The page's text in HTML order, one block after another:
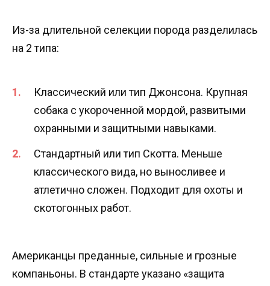
Из-за длительной селекции порода разделилась
на 2 типа:
Классический или тип Джонсона. Крупная
собака с укороченной мордой, развитыми
охранными и защитными навыками.
Стандартный или тип Скотта. Меньше
классического вида, но выносливее и
атлетично сложен. Подходит для охоты и
скотогонных работ.
Американцы преданные, сильные и грозные
компаньоны. В стандарте указано «защита